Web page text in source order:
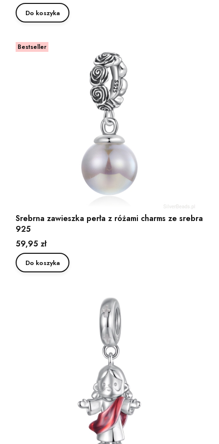
Do koszyka
Bestseller
Srebrna zawieszka perła z różami charms ze srebra
925
Cena
59,95 zł
Do koszyka